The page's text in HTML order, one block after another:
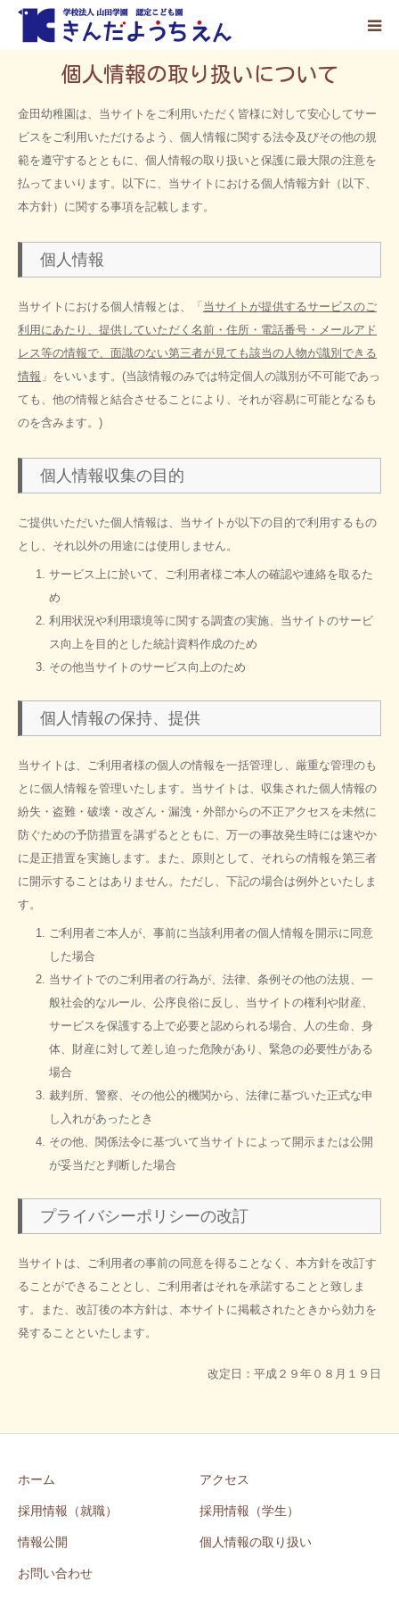
個人情報の取り扱いについて
金田幼稚園は、当サイトをご利用いただく皆様に対して安心してサー
ビスをご利用いただけるよう、個人情報に関する法令及びその他の規
範を遵守するとともに、個人情報の取り扱いと保護に最大限の注意を
払ってまいります。以下に、当サイトにおける個人情報方針（以下、
本方針）に関する事項を記載します。
個人情報
当サイトにおける個人情報とは、「 当サイトが提供するサービスのご
利用にあたり、提供していただく名前・住所・電話番号・メールアド
レス等の情報で、面識のない第三者が見ても該当の人物が識別できる
情報 」をいいます。(当該情報のみでは特定個人の識別が不可能であっ
ても、他の情報と結合させることにより、それが容易に可能となるも
のを含みます。)
個人情報収集の目的
ご提供いただいた個人情報は、当サイトが以下の目的で利用するもの
とし、それ以外の用途には使用しません。
サービス上に於いて、ご利用者様ご本人の確認や連絡を取るた
め
利用状況や利用環境等に関する調査の実施、当サイトのサービ
ス向上を目的とした統計資料作成のため
その他当サイトのサービス向上のため
個人情報の保持、提供
当サイトは、ご利用者様の個人の情報を一括管理し、厳重な管理のも
とに個人情報を管理いたします。当サイトは、収集された個人情報の
紛失・盗難・破壊・改ざん・漏洩・外部からの不正アクセスを未然に
防ぐための予防措置を講ずるとともに、万一の事故発生時には速やか
に是正措置を実施します。また、原則として、それらの情報を第三者
に開示することはありません。ただし、下記の場合は例外といたしま
す。
ご利用者ご本人が、事前に当該利用者の個人情報を開示に同意
した場合
当サイトでのご利用者の行為が、法律、条例その他の法規、一
般社会的なルール、公序良俗に反し、当サイトの権利や財産、
サービスを保護する上で必要と認められる場合、人の生命、身
体、財産に対して差し迫った危険があり、緊急の必要性がある
場合
裁判所、警察、その他公的機関から、法律に基づいた正式な申
し入れがあったとき
その他、関係法令に基づいて当サイトによって開示または公開
が妥当だと判断した場合
プライバシーポリシーの改訂
当サイトは、ご利用者の事前の同意を得ることなく、本方針を改訂す
ることができることとし、ご利用者はそれを承諾することと致しま
す。また、改訂後の本方針は、本サイトに掲載されたときから効力を
発することといたします。
改定日：平成２９年０８月１９日
ホーム アクセス
採用情報（就職） 採用情報（学生）
情報公開 個人情報の取り扱い
お問い合わせ
ホーム
こどもの生活
お知らせ
採用情報